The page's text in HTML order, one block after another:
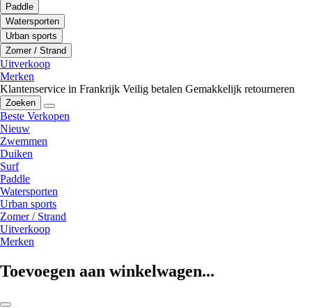
Paddle
Watersporten
Urban sports
Zomer / Strand
Uitverkoop
Merken
Klantenservice in Frankrijk Veilig betalen Gemakkelijk retourneren
Zoeken
Beste Verkopen
Nieuw
Zwemmen
Duiken
Surf
Paddle
Watersporten
Urban sports
Zomer / Strand
Uitverkoop
Merken
Toevoegen aan winkelwagen...